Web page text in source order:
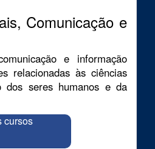
Comunicação e
e informação
relacionadas às ciências
dos seres humanos e da
cursos